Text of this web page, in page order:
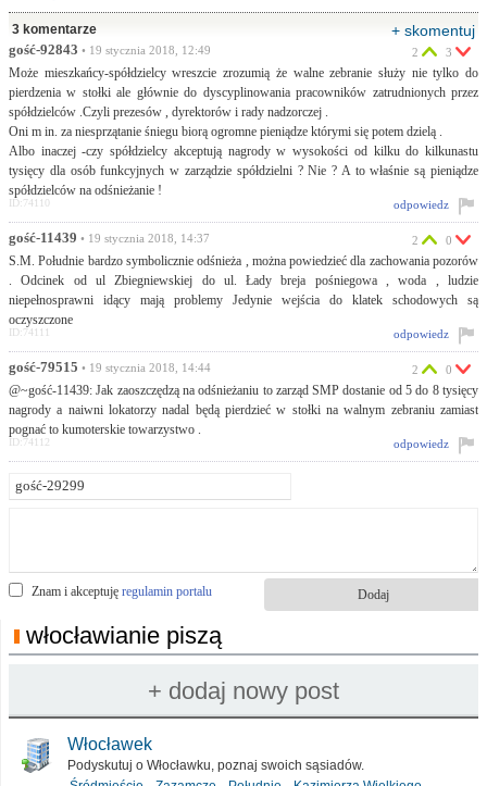
3 komentarze + skomentuj
gość-92843 • 19 stycznia 2018, 12:49
Może mieszkańcy-spółdzielcy wreszcie zrozumią że walne zebranie służy nie tylko do
pierdzenia w stołki ale głównie do dyscyplinowania pracowników zatrudnionych przez
spółdzielców .Czyli prezesów , dyrektorów i rady nadzorczej .
Oni m in. za niesprzątanie śniegu biorą ogromne pieniądze którymi się potem dzielą .
Albo inaczej -czy spółdzielcy akceptują nagrody w wysokości od kilku do kilkunastu
tysięcy dla osób funkcyjnych w zarządzie spółdzielni ? Nie ? A to właśnie są pieniądze
spółdzielców na odśnieżanie !
2 3
odpowiedz
ID:74110
gość-11439 • 19 stycznia 2018, 14:37
S.M. Południe bardzo symbolicznie odśnieża , można powiedzieć dla zachowania pozorów
. Odcinek od ul Zbiegniewskiej do ul. Łady breja pośniegowa , woda , ludzie
niepełnosprawni idący mają problemy Jedynie wejścia do klatek schodowych są
oczyszczone
2 0
odpowiedz
ID:74111
gość-79515 • 19 stycznia 2018, 14:44
@~gość-11439: Jak zaoszczędzą na odśnieżaniu to zarząd SMP dostanie od 5 do 8 tysięcy
nagrody a naiwni lokatorzy nadal będą pierdzieć w stołki na walnym zebraniu zamiast
pognać to kumoterskie towarzystwo .
2 0
odpowiedz
ID:74112
Znam i akceptuję regulamin portalu
włocławianie piszą
Włocławek
Podyskutuj o Włocławku, poznaj swoich sąsiadów.